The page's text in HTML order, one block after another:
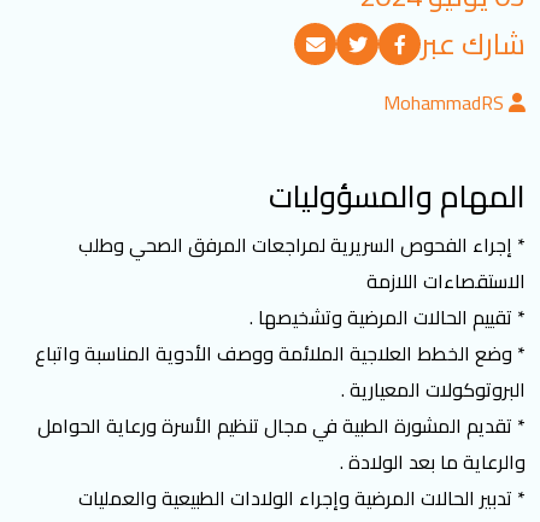
تسجيل الدخول
العربية
تابعنا
شارك عبر
MohammadRS
المهام والمسؤوليات
* إجراء الفحوص السريرية لمراجعات المرفق الصحي وطلب
الاستقصاءات اللازمة
* تقييم الحالات المرضية وتشخيصها .
* وضع الخطط العلاجية الملائمة ووصف الأدوية المناسبة واتباع
البروتوكولات المعيارية .
* تقديم المشورة الطبية في مجال تنظيم الأسرة ورعاية الحوامل
والرعاية ما بعد الولادة .
* تدبير الحالات المرضية وإجراء الولادات الطبيعية والعمليات